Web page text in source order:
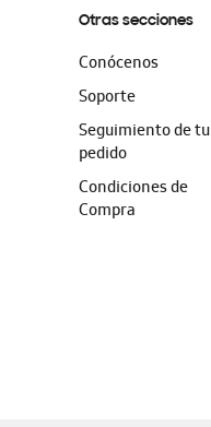
Otras secciones
Conócenos
Soporte
Seguimiento de tu
pedido
Condiciones de
Compra